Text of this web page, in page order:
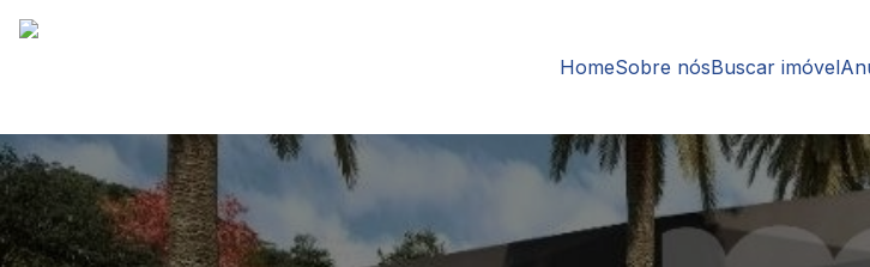
HomeSobre nósBuscar imóvel